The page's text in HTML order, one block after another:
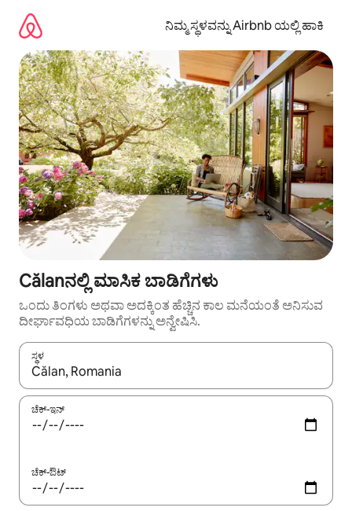
ಹೋಗಿ
ನಿಮ್ಮ ಸ್ಥಳವನ್ನು Airbnb ಯಲ್ಲಿ ಹಾಕಿ
Călanನಲ್ಲಿ ಮಾಸಿಕ ಬಾಡಿಗೆಗಳು
ಒಂದು ತಿಂಗಳು ಅಥವಾ ಅದಕ್ಕಿಂತ ಹೆಚ್ಚಿನ ಕಾಲ ಮನೆಯಂತೆ ಅನಿಸುವ
ದೀರ್ಘಾವಧಿಯ ಬಾಡಿಗೆಗಳನ್ನು ಅನ್ವೇಷಿಸಿ.
ಸ್ಥಳ
ಫಲಿತಾಂಶಗಳು ಲಭ್ಯವಿರುವಾಗ, ಅಪ್ ಮತ್ತು ಡೌನ್ ಬಾಣದ ಕೀಲಿಗಳೊಂದಿಗೆ
ಚೆಕ್-ಇನ್
ಚೆಕ್-ಔಟ್